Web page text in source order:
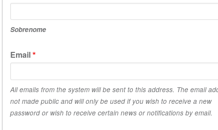
Sobrenome
Email
All emails from the system will be sent to this address. The email
not made public and will only be used if you wish to receive a new
password or wish to receive certain news or notifications by email.